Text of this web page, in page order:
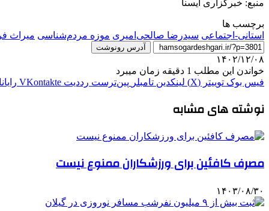
منبع: خبرگزاری ایسنا
برچسب ها
استانی-اجتماعی سیدرضا صالحی‌امیری موزه مردم‌شناسی میراث
آدرس رونوشت
۱۴۰۲/۱۲/۰۸
خواندن این مطلب 1 دقیقه زمان میبرد
فیس بوک توییتر (X) لینکدین ‫تامبلر ‫پین‌ترست ‫رددیت ‫VKontakte
نوشته های مشابه
مصرف کافئین برای ورزشکاران ممنوع نیست
۱۴۰۳/۰۸/۳۰